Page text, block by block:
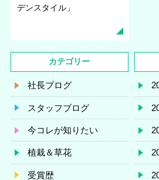
デンスタイル」
カテゴリー
社長ブログ
スタッフブログ
今コレが知りたい
植栽＆草花
受賞歴